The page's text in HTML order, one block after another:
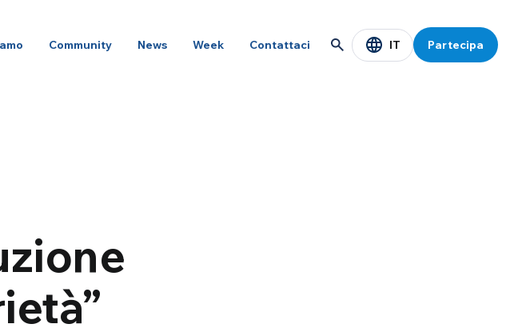
Community News Week Contattaci IT Partecipa